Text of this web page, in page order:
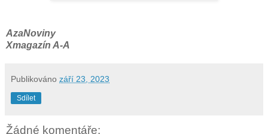
AzaNoviny
Xmagazín A-A
Publikováno září 23, 2023
Sdílet
Žádné komentáře: